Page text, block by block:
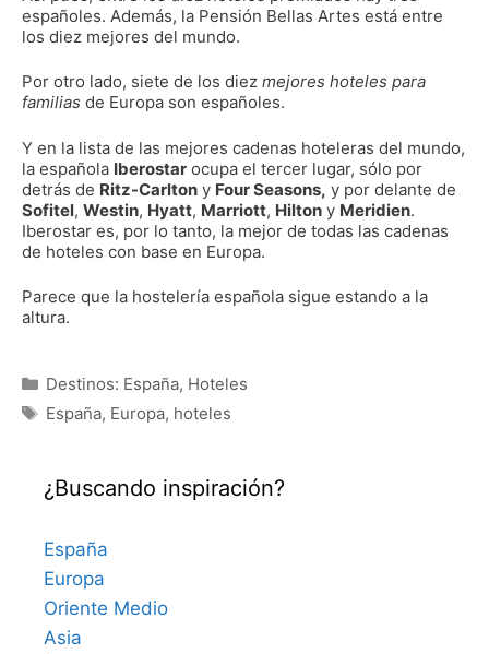
españoles. Además, la Pensión Bellas Artes está entre
los diez mejores del mundo.
Por otro lado, siete de los diez mejores hoteles para
familias de Europa son españoles.
Y en la lista de las mejores cadenas hoteleras del mundo,
la española Iberostar ocupa el tercer lugar, sólo por
detrás de Ritz-Carlton y Four Seasons, y por delante de
Sofitel, Westin, Hyatt, Marriott, Hilton y Meridien.
Iberostar es, por lo tanto, la mejor de todas las cadenas
de hoteles con base en Europa.
Parece que la hostelería española sigue estando a la
altura.
Categorías
Destinos: España, Hoteles
Etiquetas
España, Europa, hoteles
¿Buscando inspiración?
España
Europa
Oriente Medio
Asia